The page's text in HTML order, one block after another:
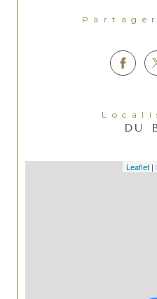
DU
Leaflet |